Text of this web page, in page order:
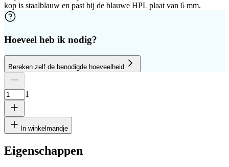
kop is staalblauw en past bij de blauwe HPL plaat van 6 mm.
Hoeveel heb ik nodig?
Bereken zelf de benodigde hoeveelheid
Aantal platen
Hoogte
Breedte
Verwijder rij
1
In winkelmandje
Eigenschappen